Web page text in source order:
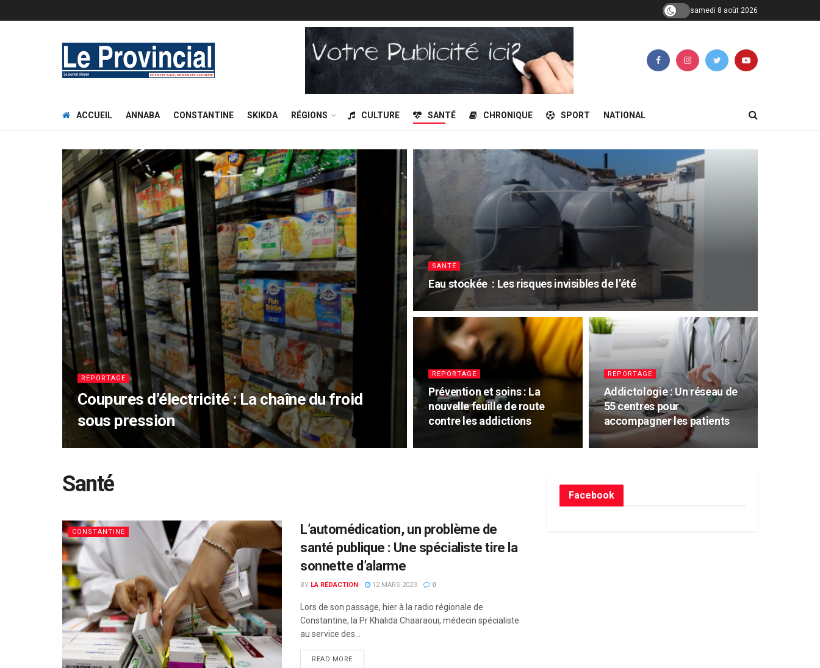
samedi 8 août 2026
ACCUEIL ANNABA CONSTANTINE SKIKDA RÉGIONS CULTURE SANTÉ CHRONIQUE SPORT NATIONAL
REPORTAGE
Coupures d’électricité : La chaîne du froid
sous pression
SANTÉ
Eau stockée : Les risques invisibles de l’été
REPORTAGE
Prévention et soins : La
nouvelle feuille de route
contre les addictions
REPORTAGE
Addictologie : Un réseau de
55 centres pour
accompagner les patients
Santé
CONSTANTINE
L’automédication, un problème de
santé publique : Une spécialiste tire la
sonnette d’alarme
BY LA RÉDACTION 12 MARS 2023 0
Lors de son passage, hier à la radio régionale de
Constantine, la Pr Khalida Chaaraoui, médecin spécialiste
au service des...
READ MORE
Facebook